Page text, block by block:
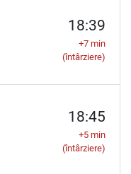
18:39
+7 min
(întârziere)
18:45
+5 min
(întârziere)